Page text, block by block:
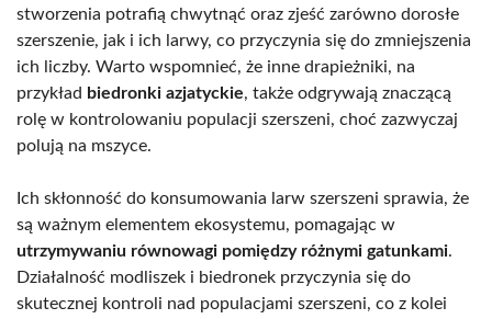
stworzenia potrafią chwytnąć oraz zjeść zarówno dorosłe
szerszenie, jak i ich larwy, co przyczynia się do zmniejszenia
ich liczby. Warto wspomnieć, że inne drapieżniki, na
przykład biedronki azjatyckie, także odgrywają znaczącą
rolę w kontrolowaniu populacji szerszeni, choć zazwyczaj
polują na mszyce.
Ich skłonność do konsumowania larw szerszeni sprawia, że
są ważnym elementem ekosystemu, pomagając w
utrzymywaniu równowagi pomiędzy różnymi gatunkami.
Działalność modliszek i biedronek przyczynia się do
skutecznej kontroli nad populacjami szerszeni, co z kolei